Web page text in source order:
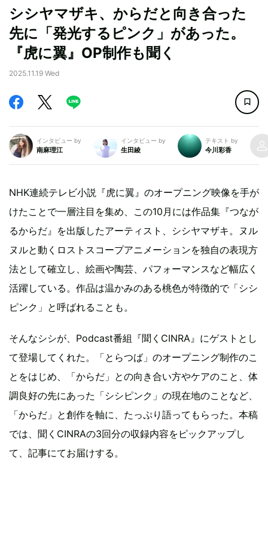
シシヤマザキ、からだと向き合った
先に「発光するピンク」があった。
『虎に翼』OP制作も聞く
2025.11.19 Wed
インタビュー by
南麻理江
インタビュー by
生田綾
テキスト by
今川彩香
NHK連続テレビ小説『虎に翼』のオープニング映像を手が
けたことで一層注目を集め、この10月には作品集『つなが
るからだ』を出版したアーティスト、シシヤマザキ。ヌル
ヌルと動くロストスコープアニメーションを独自の表現方
法として確立し、絵画や陶芸、パフォーマンスなど幅広く
活躍している。作品は温かみのある桃色が特徴的で「シシ
ピンク」と呼ばれることも。
そんなシシが、Podcast番組『聞くCINRA』にゲストとし
て登場してくれた。「とらつば」のオープニング制作のこ
とをはじめ、「からだ」との向き合い方やケアのこと、体
調良好の先にあった「シシピンク」の現在地のことなど、
「からだ」と創作を軸に、たっぷり語ってもらった。本稿
では、聞くCINRAの3回分の収録内容をピックアップし
て、記事にてお届けする。